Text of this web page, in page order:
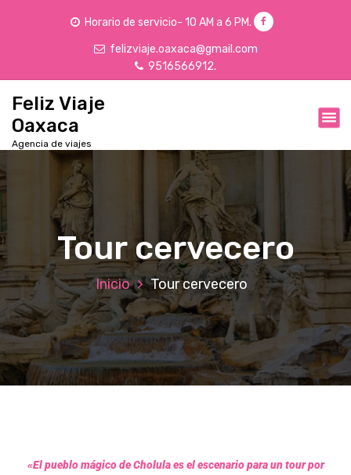
Horario de servicio- 10 AM a 6 PM.
felizviaje.oaxaca@gmail.com
9516566912.
Feliz Viaje
Oaxaca
Agencia de viajes
Tour cervecero
Inicio Tour cervecero
«El pueblo mágico de Cholula es el escenario para un tour por